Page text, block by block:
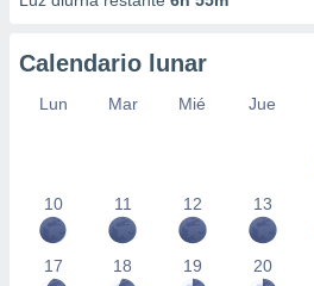
Calendario lunar
Lun Mar Mié Jue
10 11 12 13
17 18 19 20